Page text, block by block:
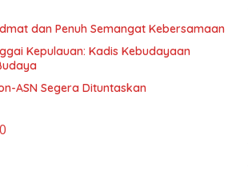
dan Penuh Semangat Kebersamaan
Kepulauan: Kadis Kebudayaan
ASN Segera Dituntaskan